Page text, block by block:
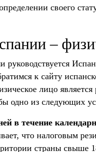
своего
–
к сайту
лицо является
одно из следующих
в течение
что налоговым
страны свыше